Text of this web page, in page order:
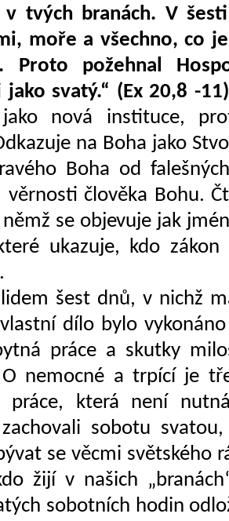
tvých branách. V
moře a všechno, co
Proto požehnal
svatý.“ (Ex 20,8 -11)
jako nová instituce,
na Boha jako
Boha od
věrnosti člověka Bohu.
se objevuje jak
ukazuje, kdo zákon
šest dnů, v nichž
dílo bylo
práce a skutky
O nemocné a trpící je
práce, která není
sobotu
se věcmi světského
žijí v našich
sobotních hodin